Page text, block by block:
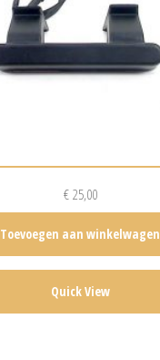
€25,00
Toevoegen aan winkelwagen
Quick View